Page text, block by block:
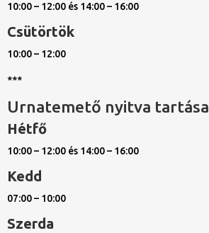
10:00 – 12:00 és 14:00 – 16:00
Csütörtök
10:00 – 12:00
***
Urnatemető nyitva tartása
Hétfő
10:00 – 12:00 és 14:00 – 16:00
Kedd
07:00 – 10:00
Szerda